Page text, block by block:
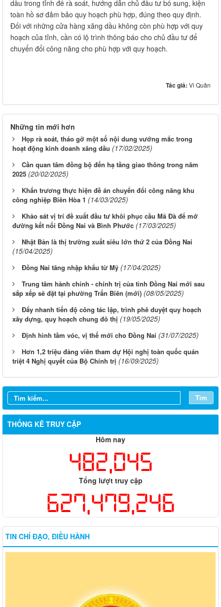
dầu trong tỉnh để rà soát, hướng dẫn chủ đầu tư bổ sung, kiện
toàn hồ sơ đảm bảo quy hoạch phù hợp, đúng theo quy định.
Đối với những cửa hàng xăng dầu không còn phù hợp với quy
hoạch của tỉnh, cần có lộ trình thông báo cho chủ đầu tư để
chuyển đổi công năng cho phù hợp với quy hoạch.
Tác giả: Vi Quân
Những tin mới hơn
Họp rà soát, tháo gỡ một số nội dung vướng mắc trong
hoạt động kinh doanh xăng dầu (17/02/2025)
Cần quan tâm đồng bộ đến hạ tầng giao thông trong năm
2025 (20/02/2025)
Khẩn trương thực hiện đề án chuyển đổi công năng khu
công nghiệp Biên Hòa 1 (14/03/2025)
Khảo sát vị trí đề xuất đầu tư khôi phục cầu Mã Đà để mở
đường kết nối Đồng Nai và Bình Phước (17/03/2025)
Nhật Bản là thị trường xuất siêu lớn thứ 2 của Đồng Nai
(15/04/2025)
Đồng Nai tăng nhập khẩu từ Mỹ (17/04/2025)
Trung tâm hành chính - chính trị của tỉnh Đồng Nai mới sau
sắp xếp sẽ đặt tại phường Trấn Biên (mới) (08/05/2025)
Đẩy nhanh tiến độ công tác lập, trình phê duyệt quy hoạch
xây dựng, quy hoạch chung đô thị (19/05/2025)
Định hình tầm vóc, vị thế mới cho Đồng Nai (31/07/2025)
Hơn 1,2 triệu đảng viên tham dự Hội nghị toàn quốc quán
triệt 4 Nghị quyết của Bộ Chính trị (16/09/2025)
Tìm
THỐNG KÊ TRUY CẬP
Hôm nay
482,045
Tổng lượt truy cập
627,479,246
TIN CHỈ ĐẠO, ĐIỀU HÀNH